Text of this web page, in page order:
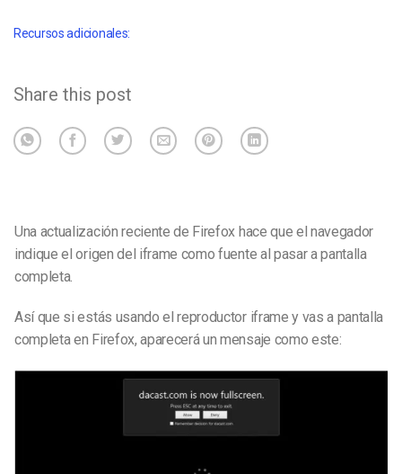
Recursos adicionales:
Share this post
Una actualización reciente de Firefox hace que el navegador
indique el origen del iframe como fuente al pasar a pantalla
completa.
Así que si estás usando el reproductor iframe y vas a pantalla
completa en Firefox, aparecerá un mensaje como este: